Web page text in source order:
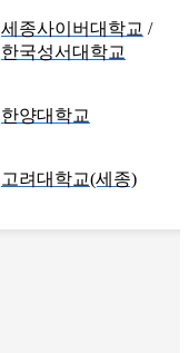
세종사이버대학교
한국성서대학교
한양대학교
고려대학교(세종)